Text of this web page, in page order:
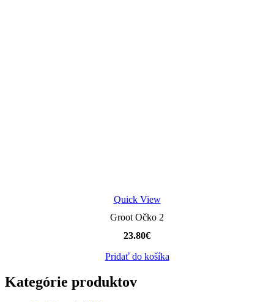
Quick View
Groot Očko 2
23.80€
Pridať do košíka
Kategórie produktov